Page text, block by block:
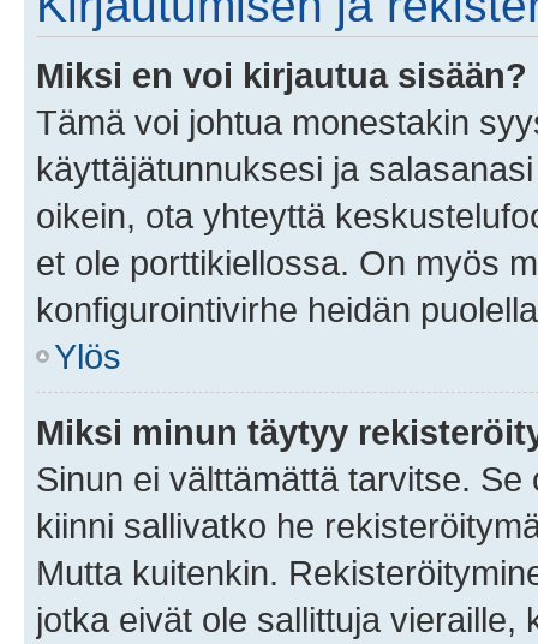
Miksi en voi kirjautua sisään?
Tämä voi johtua monestakin
käyttäjätunnuksesi ja
oikein, ota yhteyttä
et ole porttikiellossa. On myös
konfigurointivirhe heidän
Ylös
Miksi minun täytyy
Sinun ei välttämättä tarvitse.
kiinni sallivatko he
Mutta kuitenkin.
jotka eivät ole sallittuja vieraille,